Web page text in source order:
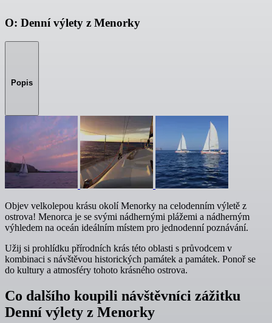
O: Denní výlety z Menorky
Popis
Objev velkolepou krásu okolí Menorky na celodenním výletě z
ostrova! Menorca je se svými nádhernými plážemi a nádherným
výhledem na oceán ideálním místem pro jednodenní poznávání.
Užij si prohlídku přírodních krás této oblasti s průvodcem v
kombinaci s návštěvou historických památek a památek. Ponoř se
do kultury a atmosféry tohoto krásného ostrova.
Co dalšího koupili návštěvníci zážitku
Denní výlety z Menorky